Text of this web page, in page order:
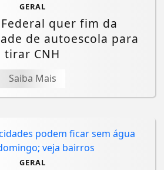
GERAL
quer fim da
de autoescola para
tirar CNH
Saiba Mais
GERAL